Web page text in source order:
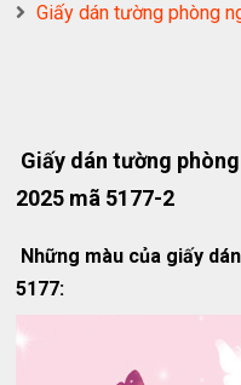
Giấy dán tường phòng
Giấy dán tường
2025 mã 5177-2
Những màu của giấy
5177: